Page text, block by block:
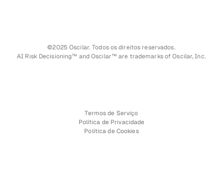
©2025 Oscilar. Todos os direitos reservados.
AI Risk Decisioning™ and Oscilar™ are trademarks of Oscilar, Inc.
Termos de Serviço
Política de Privacidade
Política de Cookies